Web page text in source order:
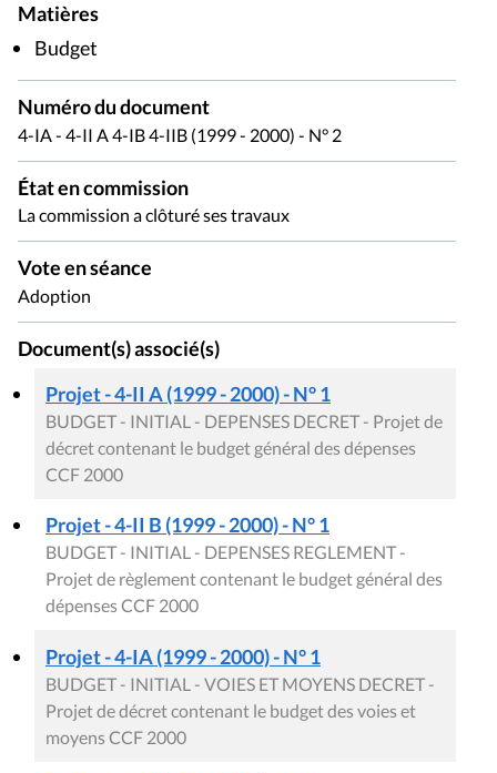
Matières
Budget
Numéro du document
4-IA - 4-II A 4-IB 4-IIB (1999 - 2000) - N° 2
État en commission
La commission a clôturé ses travaux
Vote en séance
Adoption
Document(s) associé(s)
Projet - 4-II A (1999 - 2000) - N° 1
BUDGET - INITIAL - DEPENSES DECRET - Projet de
décret contenant le budget général des dépenses
CCF 2000
Projet - 4-II B (1999 - 2000) - N° 1
BUDGET - INITIAL - DEPENSES REGLEMENT -
Projet de règlement contenant le budget général des
dépenses CCF 2000
Projet - 4-IA (1999 - 2000) - N° 1
BUDGET - INITIAL - VOIES ET MOYENS DECRET -
Projet de décret contenant le budget des voies et
moyens CCF 2000